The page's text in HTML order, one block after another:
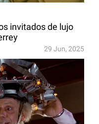
invitados de lujo
29 Jun, 2025